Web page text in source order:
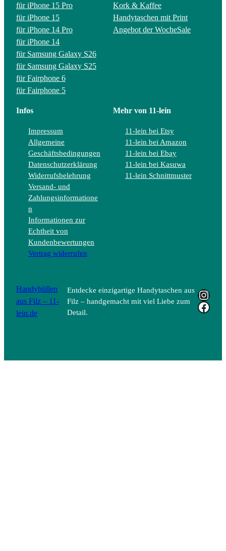
für iPhone 15 Pro
für iPhone 15
für iPhone 14 Pro
für iPhone 14
für Samsung Galaxy S26
für Samsung Galaxy S25
für Fairphone 6
für Fairphone 5
Kork & Kaffee
Handytaschen mit Print
Angebot der WocheSale
Infos
Impressum
Allgemeine
Geschäftsbedingungen
Datenschutzerklärung
Widerrufsbelehrung
Versand- und
Zahlungsinformatione
n
Informationen zur
Echtheit von
Kundenbewertungen
Vertrag widerrufen
Mehr von 11-lein
11-lein bei Etsy
11-lein bei Amazon
11-lein bei Ebay
11-lein bei Kasuwa
11-lein Schnittmuster
Handyhüllen
aus Filz – 11-
lein.de
Entdecke einzigartige Handytaschen aus
Filz – handgemacht mit viel Liebe zum
Detail.